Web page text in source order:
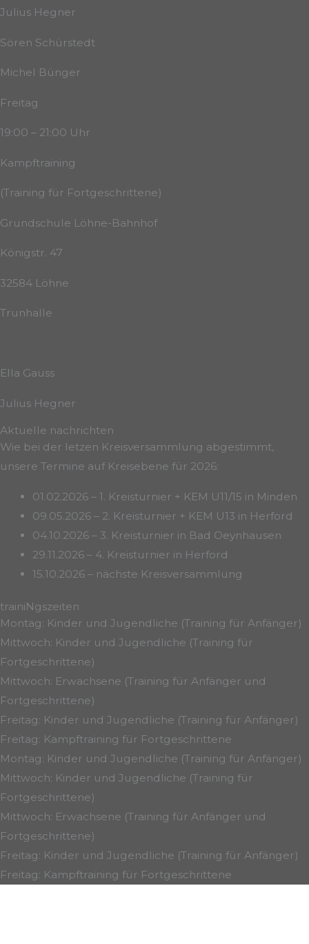
Julius Hegner
Sören Schürstedt
Michel Bünger
Freitag
19:00 – 21:00 Uhr
Kampftraining
(Training für Fortgeschrittene)
Grundschule Löhne-Bahnhof
Königstr. 47
32584 Löhne
Trunhalle
Ella Gauss
Julius Hegner
Aktuelle nachrichten
Wie bei der letzen Kreisversammlung abgestimmt,
unsere Termine auf Kreisebene für 2026:
01.02.2026 – 1. Kreisturnier + KEM U11/15 in Minden
09.05.2026 – 2. Kreisturnier + KEM U13 in Herford
04.10.2026 – 3. Kreisturnier in Bad Oeynhausen
29.11.2026 – 4. Kreisturnier in Herford
15.10.2026 – nächste Kreisversammlung
trainiNgszeiten
Montag: Kinder und Jugendliche (Training für Anfänger)
Mittwoch: Kinder und Jugendliche (Training für
Fortgeschrittene)
Mittwoch: Erwachsene (Training für Anfänger und
Fortgeschrittene)
Freitag: Kinder und Jugendliche (Training für Anfänger)
Freitag: Kampftraining für Fortgeschrittene
Montag: Kinder und Jugendliche (Training für Anfänger)
Mittwoch: Kinder und Jugendliche (Training für
Fortgeschrittene)
Mittwoch: Erwachsene (Training für Anfänger und
Fortgeschrittene)
Freitag: Kinder und Jugendliche (Training für Anfänger)
Freitag: Kampftraining für Fortgeschrittene